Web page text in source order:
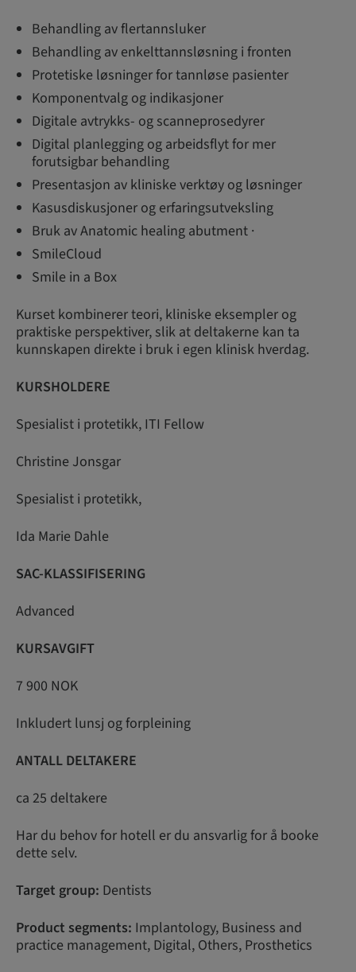
Behandling av flertannsluker
Behandling av enkelttannsløsning i fronten
Protetiske løsninger for tannløse pasienter
Komponentvalg og indikasjoner
Digitale avtrykks- og scanneprosedyrer
Digital planlegging og arbeidsflyt for mer
forutsigbar behandling
Presentasjon av kliniske verktøy og løsninger
Kasusdiskusjoner og erfaringsutveksling
Bruk av Anatomic healing abutment ·
SmileCloud
Smile in a Box
Kurset kombinerer teori, kliniske eksempler og
praktiske perspektiver, slik at deltakerne kan ta
kunnskapen direkte i bruk i egen klinisk hverdag.
KURSHOLDERE
Spesialist i protetikk, ITI Fellow
Christine Jonsgar
Spesialist i protetikk,
Ida Marie Dahle
SAC-KLASSIFISERING
Advanced
KURSAVGIFT
7 900 NOK
Inkludert lunsj og forpleining
ANTALL DELTAKERE
ca 25 deltakere
Har du behov for hotell er du ansvarlig for å booke
dette selv.
Target group: Dentists
Product segments: Implantology, Business and
practice management, Digital, Others, Prosthetics